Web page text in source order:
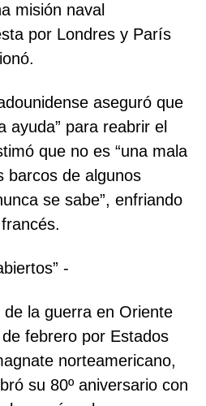
misión naval
por Londres y París
aseguró que
ayuda” para reabrir el
que no es “una mala
barcos de algunos
se sabe”, enfriando
-
la guerra en Oriente
febrero por Estados
norteamericano,
su 80º aniversario con